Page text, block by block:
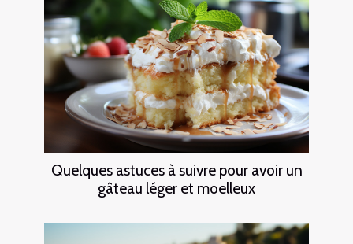
Quelques astuces à suivre pour avoir un
gâteau léger et moelleux